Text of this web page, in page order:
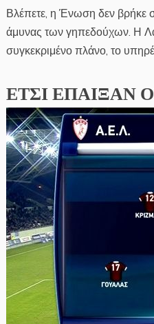
Βλέπετε, η Ένωση δεν βρήκε
άμυνας των γηπεδούχων. Η
συγκεκριμένο πλάνο, το
ΕΤΣΙ ΕΠΑΙΞΑΝ